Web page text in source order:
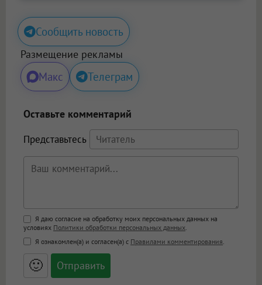
Сообщить новость
Размещение рекламы
Макс Телеграм
Оставьте комментарий
Представьтесь
Поддержка HTML
<b>, <strong>, <u>, <i>, <em>, <s>, <big>,
<small>, <sup>, <sub>, <pre>, <ul>, <ol>, <li>,
<blockquote>, <code> экранирует HTML,
адреса URL автоматически становятся
ссылками, и [img]адрес[/img] будет
Я даю согласие на обработку моих персональных данных на
условиях Политики обработки персональных данных
Я ознакомлен(а) и согласен(а) с Правилами комментирования
🙂